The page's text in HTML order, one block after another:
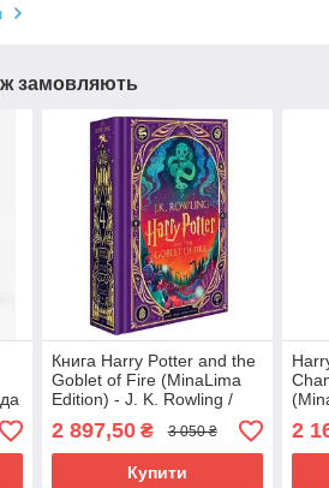
замовляють
Книга Harry Potter and the
Goblet of Fire (MinaLima
Edition) - J. K. Rowling /
Ілюстроване колекційне
видання / Bloomsbury
2 897,50₴ 3 050 ₴
Купити
2